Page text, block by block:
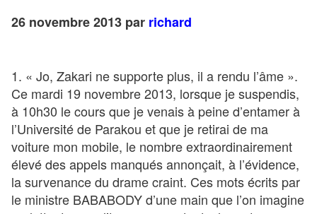
26 novembre 2013 par richard
1. « Jo, Zakari ne supporte plus, il a rendu l’âme ».
Ce mardi 19 novembre 2013, lorsque je suspendis,
à 10h30 le cours que je venais à peine d’entamer à
l’Université de Parakou et que je retirai de ma
voiture mon mobile, le nombre extraordinairement
élevé des appels manqués annonçait, à l’évidence,
la survenance du drame craint. Ces mots écrits par
le ministre BABABODY d’une main que l’on imagine